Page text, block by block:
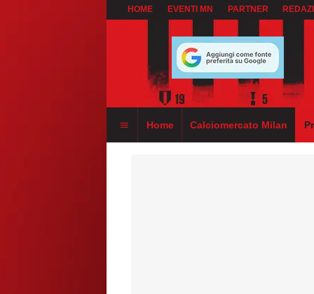
HOME EVENTI MN PARTNER
Home Calciomercato Milan